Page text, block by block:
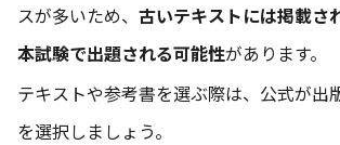
スが多いため、 古いテキストには掲載さ
本試験で出題される可能性があります。
テキストや参考書を選ぶ際は、公式が出
を選択しましょう。